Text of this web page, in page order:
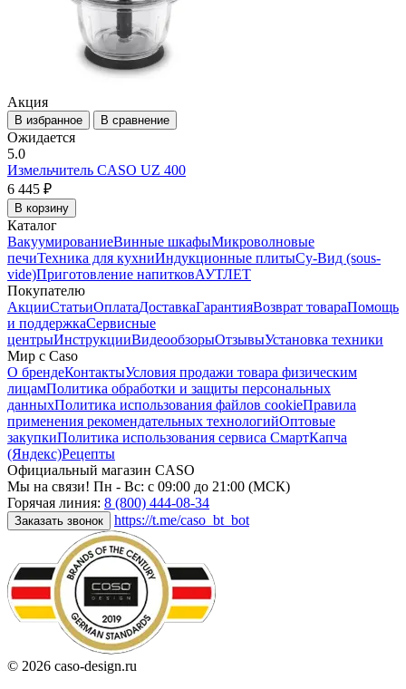
Акция
В избранное В сравнение
Ожидается
5.0
Измельчитель CASO UZ 400
6 445 ₽
В корзину
Каталог
ВакуумированиеВинные шкафыМикроволновые
печиТехника для кухниИндукционные плитыСу-Вид (sous-
vide)Приготовление напитковАУТЛЕТ
Покупателю
АкцииСтатьиОплатаДоставкаГарантияВозврат товараПомощь
и поддержкаСервисные
центрыИнструкцииВидеообзорыОтзывыУстановка техники
Мир с Caso
О брендеКонтактыУсловия продажи товара физическим
лицамПолитика обработки и защиты персональных
данныхПолитика использования файлов cookieПравила
применения рекомендательных технологийОптовые
закупкиПолитика использования сервиса СмартКапча
(Яндекс)Рецепты
Официальный магазин CASO
Мы на связи! Пн - Вс: с 09:00 до 21:00 (МСК)
Горячая линия: 8 (800) 444-08-34
Заказать звонок https://t.me/caso_bt_bot
© 2026 caso-design.ru